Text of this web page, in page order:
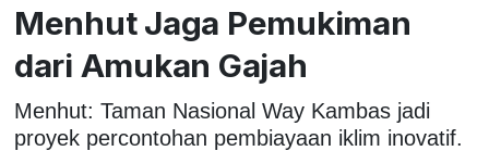
Menhut Jaga Pemukiman
dari Amukan Gajah
Menhut: Taman Nasional Way Kambas jadi
proyek percontohan pembiayaan iklim inovatif.